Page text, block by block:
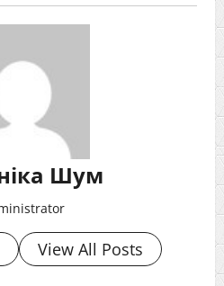
Шум
View All Posts